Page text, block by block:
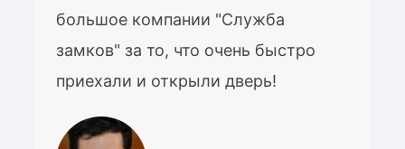
большое компании "Служба
замков" за то, что очень быстро
приехали и открыли дверь!